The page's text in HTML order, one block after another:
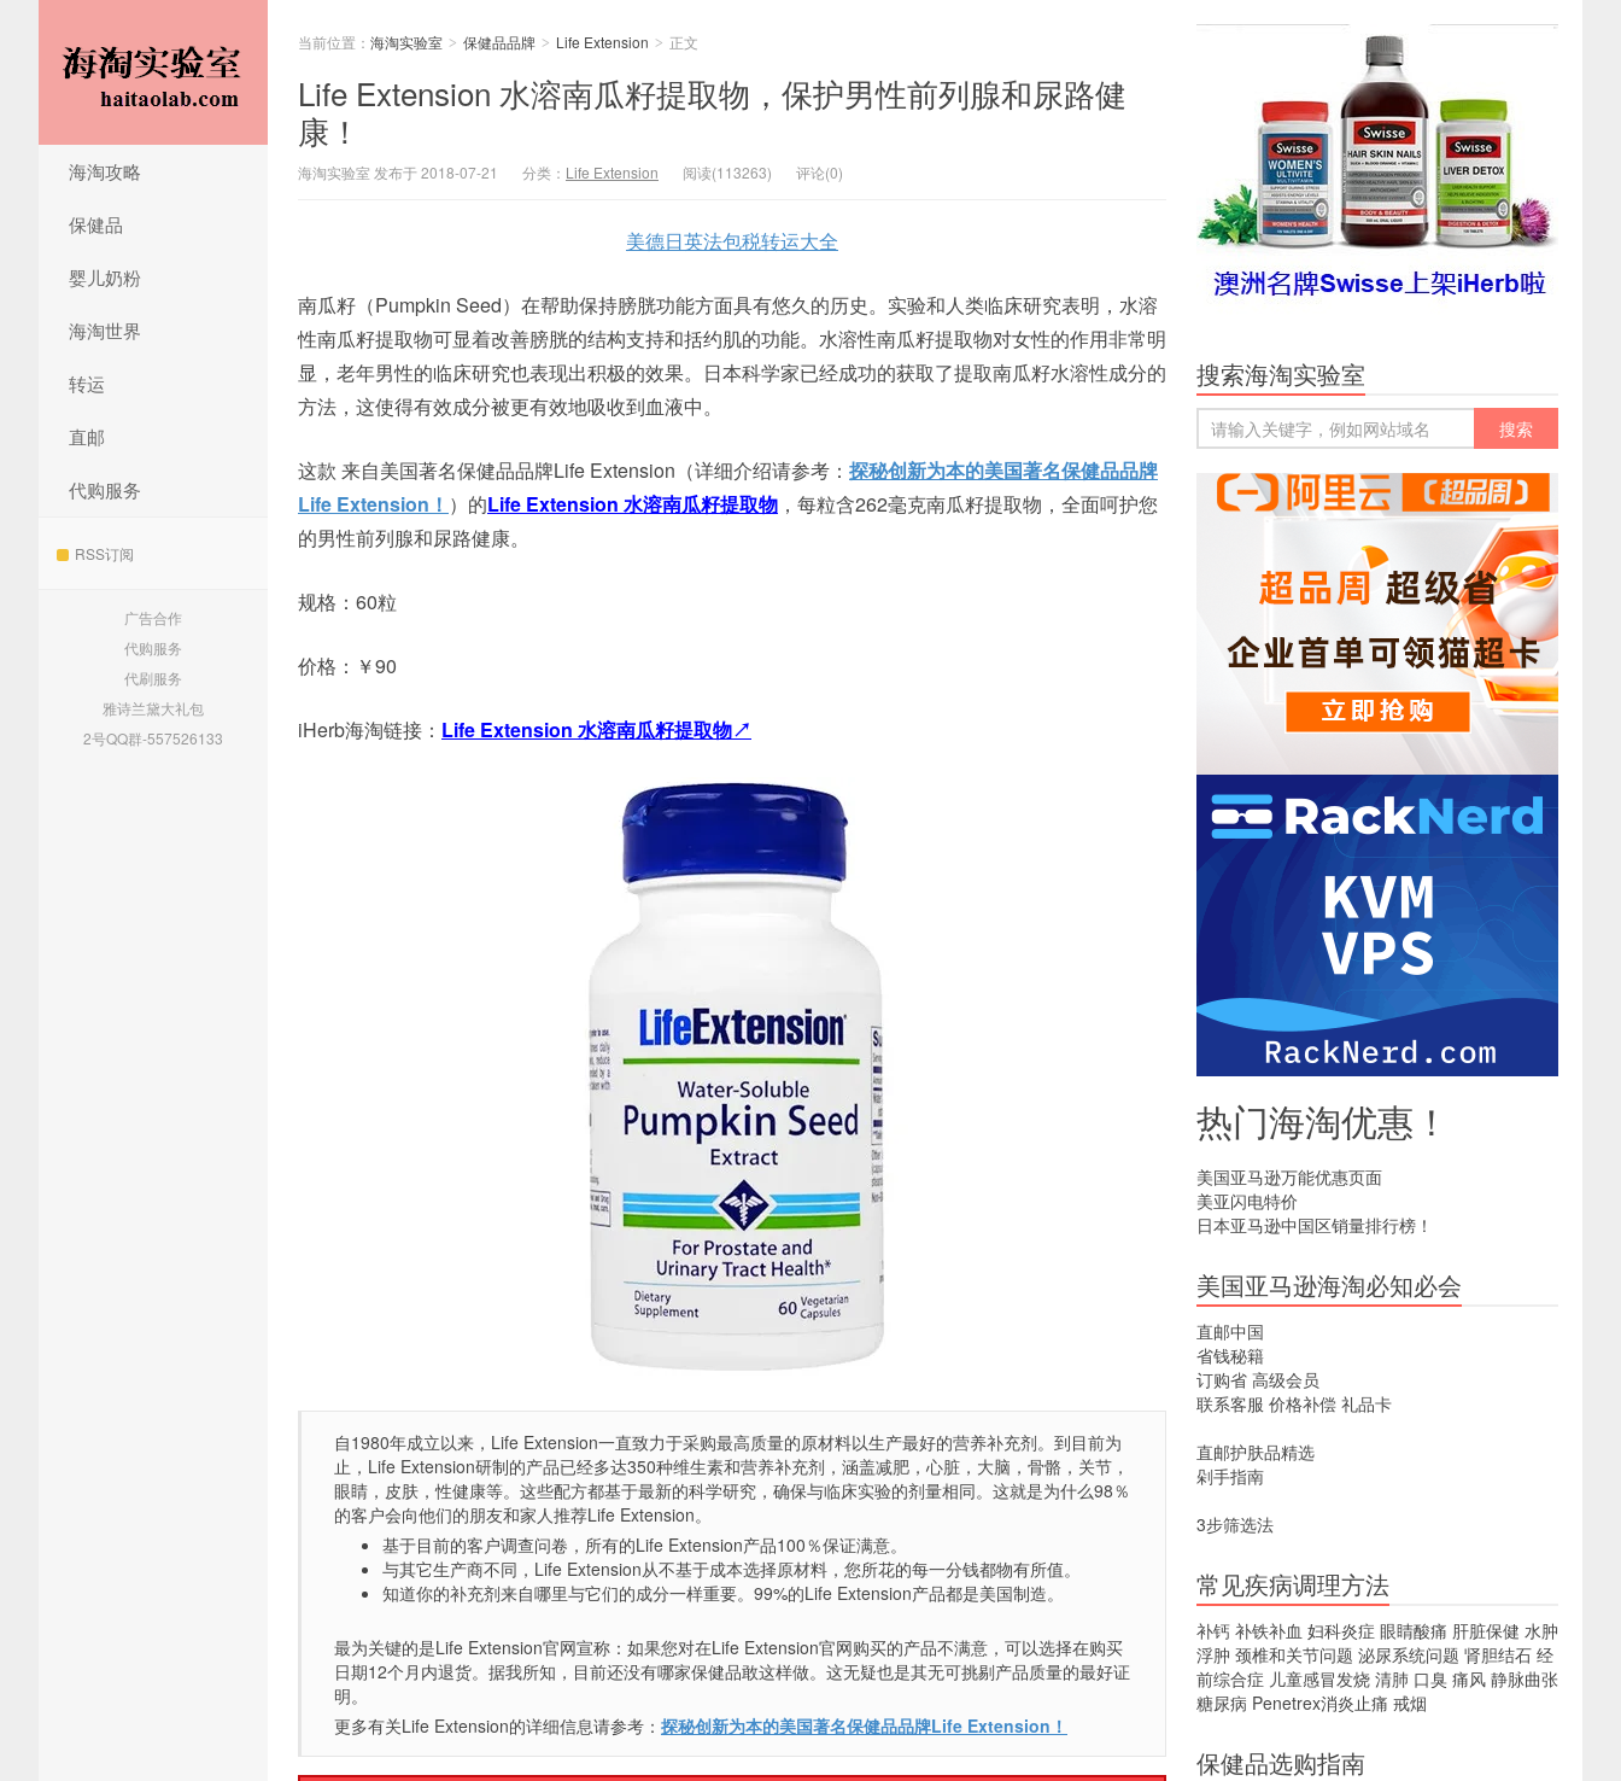
海淘攻略
保健品
婴儿奶粉
海淘世界
转运
直邮
代购服务
RSS订阅
广告合作
代购服务
代刷服务
雅诗兰黛大礼包
2号QQ群-557526133
当前位置： 海淘实验室 > 保健品品牌 > Life Extension > 正文
Life Extension 水溶南瓜籽提取物，保护男性前列腺和尿路健
康！
海淘实验室 发布于 2018-07-21 分类： Life Extension 阅读(113263) 评论(0)
美德日英法包税转运大全
南瓜籽（Pumpkin Seed）在帮助保持膀胱功能方面具有悠久的历史。实验和人类临床研究表明，水溶
性南瓜籽提取物可显着改善膀胱的结构支持和括约肌的功能。水溶性南瓜籽提取物对女性的作用非常明
显，老年男性的临床研究也表现出积极的效果。日本科学家已经成功的获取了提取南瓜籽水溶性成分的
方法，这使得有效成分被更有效地吸收到血液中。
这款 来自美国著名保健品品牌Life Extension（详细介绍请参考： 探秘创新为本的美国著名保健品品牌
Life Extension！ ）的Life Extension 水溶南瓜籽提取物 ，每粒含262毫克南瓜籽提取物，全面呵护您
的男性前列腺和尿路健康。
规格：60粒
价格：￥90
iHerb海淘链接： Life Extension 水溶南瓜籽提取物↗
自1980年成立以来，Life Extension一直致力于采购最高质量的原材料以生产最好的营养补充剂。到目前为
止，Life Extension研制的产品已经多达350种维生素和营养补充剂，涵盖减肥，心脏，大脑，骨骼，关节，
眼睛，皮肤，性健康等。这些配方都基于最新的科学研究，确保与临床实验的剂量相同。这就是为什么98％
的客户会向他们的朋友和家人推荐Life Extension。
基于目前的客户调查问卷，所有的Life Extension产品100％保证满意。
与其它生产商不同，Life Extension从不基于成本选择原材料，您所花的每一分钱都物有所值。
知道你的补充剂来自哪里与它们的成分一样重要。99%的Life Extension产品都是美国制造。
最为关键的是Life Extension官网宣称：如果您对在Life Extension官网购买的产品不满意，可以选择在购买
日期12个月内退货。据我所知，目前还没有哪家保健品敢这样做。这无疑也是其无可挑剔产品质量的最好证
明。
更多有关Life Extension的详细信息请参考： 探秘创新为本的美国著名保健品品牌Life Extension！
搜索海淘实验室
热门海淘优惠！
美国亚马逊万能优惠页面
美亚闪电特价
日本亚马逊中国区销量排行榜！
美国亚马逊海淘必知必会
直邮中国
省钱秘籍
订购省 高级会员
联系客服 价格补偿 礼品卡
直邮护肤品精选
剁手指南
3步筛选法
常见疾病调理方法
补钙 补铁补血 妇科炎症 眼睛酸痛 肝脏保健 水肿
浮肿 颈椎和关节问题 泌尿系统问题 肾胆结石 经
前综合症 儿童感冒发烧 清肺 口臭 痛风 静脉曲张
糖尿病 Penetrex消炎止痛 戒烟
保健品选购指南